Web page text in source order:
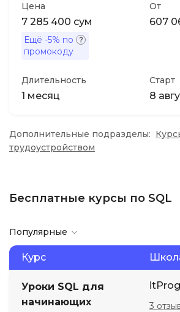
Цена
7 285 400 сум
Ещё -5% по
промокоду
От
607
Длительность
1 месяц
Старт
8
Дополнительные подразделы:
трудоустройством
Бесплатные курсы по SQL
Популярные
Курс
Уроки SQL для
начинающих
3